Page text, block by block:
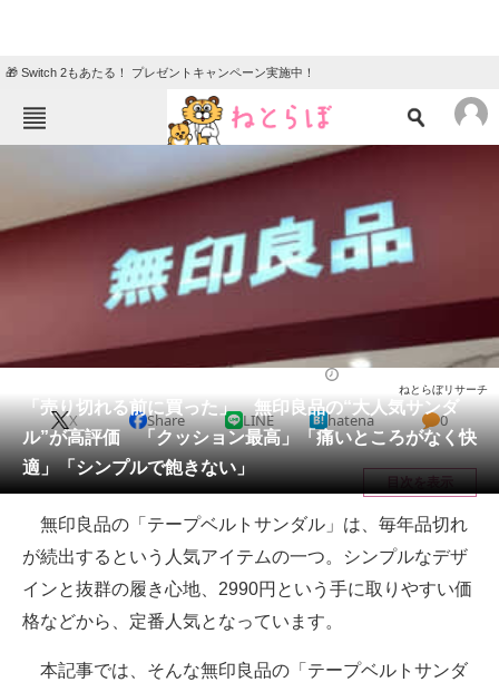
🎁 Switch 2もあたる！ プレゼントキャンペーン実施中！
エンタメ クイズ
地域
動物 リサーチ
会員記事
メディア
注目記事を集めた総合ページ
ITの今と未来を見通す
スマホと通信の最新トレンド
「売り切れる前に買った」 無印良品の“大人気サンダ
ル”が高評価 「クッション最高」「痛いところがなく快
適」「シンプルで飽きない」
ねとらぼリサーチ
X Share LINE hatena 0
目次を表示
無印良品の「テープベルトサンダル」は、毎年品切れ
が続出するという人気アイテムの一つ。シンプルなデザ
インと抜群の履き心地、2990円という手に取りやすい価
格などから、定番人気となっています。
本記事では、そんな無印良品の「テープベルトサンダ